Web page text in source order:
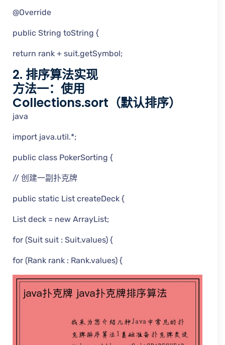
@Override
public String toString {
return rank + suit.getSymbol;
2. 排序算法实现
方法一：使用
Collections.sort（默认排序）
java
import java.util.*;
public class PokerSorting {
// 创建一副扑克牌
public static List createDeck {
List deck = new ArrayList;
for (Suit suit : Suit.values) {
for (Rank rank : Rank.values) {